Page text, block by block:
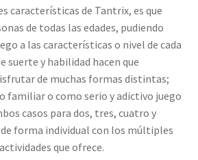
características de Tantrix, es que
de todas las edades, pudiendo
a las características o nivel de cada
suerte y habilidad hacen que
de muchas formas distintas;
familiar o como serio y adictivo juego
casos para dos, tres, cuatro y
de forma individual con los múltiples
que ofrece.